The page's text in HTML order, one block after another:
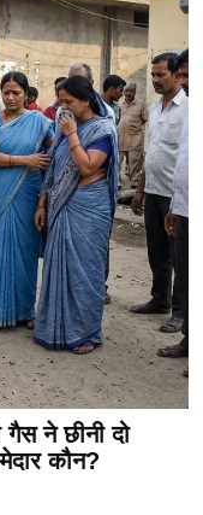
ने छीनी दो
कौन?